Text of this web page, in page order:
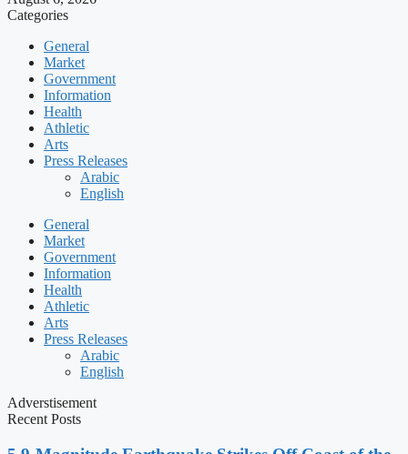
Categories
General
Market
Government
Information
Health
Athletic
Arts
Press Releases
Arabic
English
General
Market
Government
Information
Health
Athletic
Arts
Press Releases
Arabic
English
Adverstisement
Recent Posts